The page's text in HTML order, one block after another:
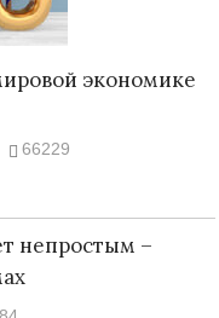
экономике
66229
непростым –